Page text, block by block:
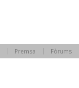
Premsa Fòrums